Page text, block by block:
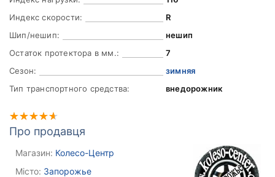
Индекс скорости:
R
Шип/нешип:
нешип
Остаток протектора в мм.:
7
Сезон:
зимняя
Тип транспортного средства:
внедорожник
Про продавця
Магазин: Колесо-Центр
Місто: Запорожье